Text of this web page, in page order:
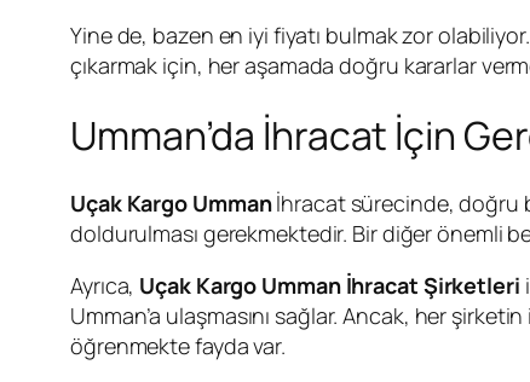
Yine de, bazen en iyi fiyatı bulmak zor
çıkarmak için, her aşamada doğru kararlar
Umman’da İhracat İçin
Uçak Kargo Ummanİhracat sürecinde, doğru
doldurulması gerekmektedir. Bir diğer önemli
Ayrıca, Uçak Kargo Umman İhracat Şirketleri
Umman’a ulaşmasını sağlar. Ancak, her
öğrenmekte fayda var.